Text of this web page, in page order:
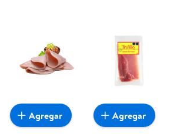
Agregar Agregar